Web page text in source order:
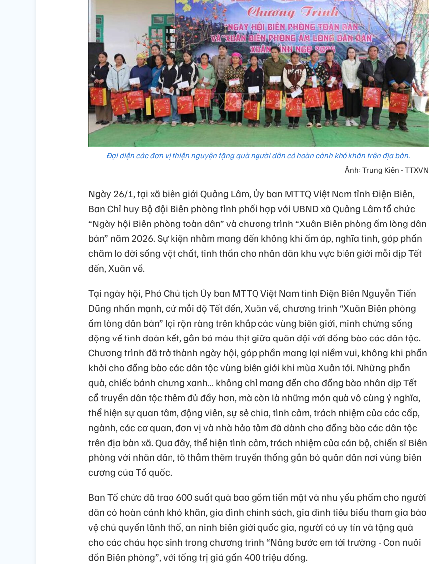
Đại diện các đơn vị thiện nguyện tặng quà người dân có hoàn cảnh khó khăn trên địa bàn.
Ảnh: Trung Kiên - TTXVN
Ngày 26/1, tại xã biên giới Quảng Lâm, Ủy ban MTTQ Việt Nam tỉnh Điện Biên,
Ban Chỉ huy Bộ đội Biên phòng tỉnh phối hợp với UBND xã Quảng Lâm tổ chức
“Ngày hội Biên phòng toàn dân” và chương trình “Xuân Biên phòng ấm lòng dân
bản” năm 2026. Sự kiện nhằm mang đến không khí ấm áp, nghĩa tình, góp phần
chăm lo đời sống vật chất, tinh thần cho nhân dân khu vực biên giới mỗi dịp Tết
đến, Xuân về.
Tại ngày hội, Phó Chủ tịch Ủy ban MTTQ Việt Nam tỉnh Điện Biên Nguyễn Tiến
Dũng nhấn mạnh, cứ mỗi độ Tết đến, Xuân về, chương trình “Xuân Biên phòng
ấm lòng dân bản” lại rộn ràng trên khắp các vùng biên giới, minh chứng sống
động về tình đoàn kết, gắn bó máu thịt giữa quân đội với đồng bào các dân tộc.
Chương trình đã trở thành ngày hội, góp phần mang lại niềm vui, không khi phấn
khởi cho đồng bào các dân tộc vùng biên giới khi mùa Xuân tới. Những phần
quà, chiếc bánh chưng xanh… không chỉ mang đến cho đồng bào nhân dịp Tết
cổ truyền dân tộc thêm đủ đầy hơn, mà còn là những món quà vô cùng ý nghĩa,
thể hiện sự quan tâm, động viên, sự sẻ chia, tình cảm, trách nhiệm của các cấp,
ngành, các cơ quan, đơn vị và nhà hảo tâm đã dành cho đồng bào các dân tộc
trên địa bàn xã. Qua đây, thể hiện tình cảm, trách nhiệm của cán bộ, chiến sĩ Biên
phòng với nhân dân, tô thắm thêm truyền thống gắn bó quân dân nơi vùng biên
cương của Tổ quốc.
Ban Tổ chức đã trao 600 suất quà bao gồm tiền mặt và nhu yếu phẩm cho người
dân có hoàn cảnh khó khăn, gia đình chính sách, gia đình tiêu biểu tham gia bảo
vệ chủ quyền lãnh thổ, an ninh biên giới quốc gia, người có uy tín và tặng quà
cho các cháu học sinh trong chương trình “Nâng bước em tới trường - Con nuôi
đồn Biên phòng”, với tổng trị giá gần 400 triệu đồng.